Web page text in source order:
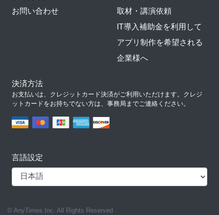
お問い合わせ
取材・講演依頼
IT導入補助金を利用して
アプリ制作を希望される
企業様へ
決済方法
お支払いは、クレジットカード決済がご利用いただけます。クレジ
ットカードをお持ちでない方は、事務局までご連絡ください。
言語設定
© AnyTimes Inc. All Rights Reserved